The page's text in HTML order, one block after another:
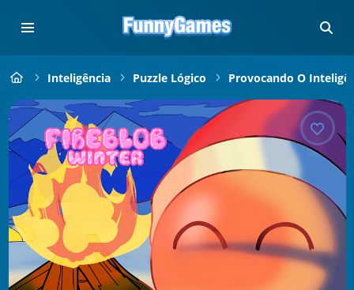
Inteligência Puzzle Lógico Provocando O